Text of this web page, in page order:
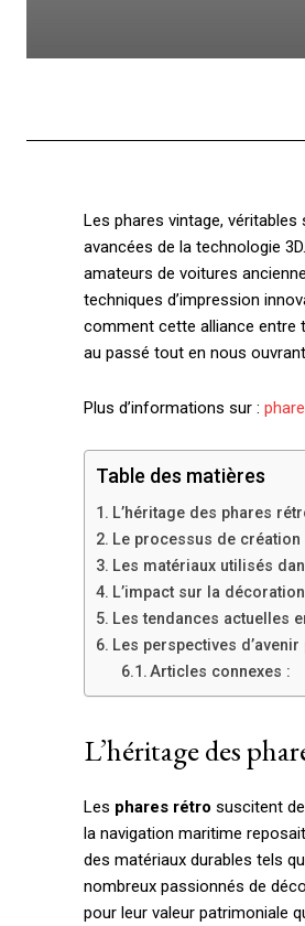
Les phares vintage,
avancées de la technologie
amateurs de voitures
techniques d’impression
comment cette alliance entre
au passé tout en nous
Plus d’informations sur :
Table des matières
L’héritage des phares
Le processus de
Les matériaux utilisés
L’impact sur la
Les tendances actuelles
Les perspectives
Articles connexes :
L’héritage des
Les phares rétro suscitent
la navigation maritime
des matériaux durables tels
nombreux passionnés de
pour leur valeur patrimoniale